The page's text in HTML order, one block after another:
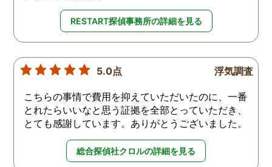
RESTART探偵事務所の詳細を見る
5.0点 浮気調査
こちらの事情で費用を抑えていただいたのに、一番
とれたらいいなと思う証拠を全部とっていただき、
とても感謝しています。ありがとうございました。
総合探偵社クロルの詳細を見る